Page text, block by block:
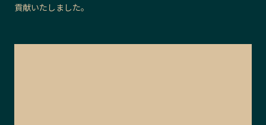
貢献いたしました。